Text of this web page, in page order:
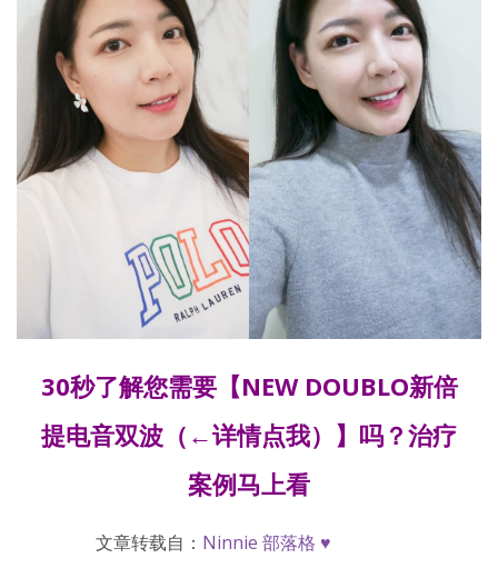
30秒了解您需要【NEW DOUBLO新倍
提电音双波 （←详情点我）】吗？治疗
案例马上看
文章转载自： Ninnie 部落格 ♥